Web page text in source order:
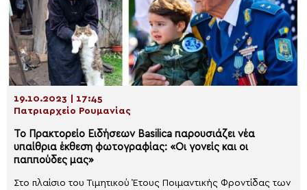
19.10.2023 | 17:45
Πατριαρχείο Ρουμανίας
Το Πρακτορείο Ειδήσεων Basilica παρουσιάζει νέα
υπαίθρια έκθεση φωτογραφίας: «Οι γονείς και οι
παππούδες μας»
Στο πλαίσιο του Τιμητικού Έτους Ποιμαντικής Φροντίδας των